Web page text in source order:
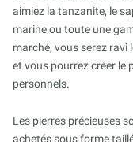
aimiez la tanzanite, le
marine ou toute une
marché, vous serez ravi
et vous pourrez créer le
personnels.
Les pierres précieuses
achetés sous forme